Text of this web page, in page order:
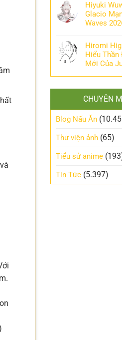
Hiyuki
Glacio
Waves
Hiromi
Hiểu Thần
Mới Của
CHUYÊN
Blog Nấu Ăn
Thư viện ảnh (65)
Tiểu sử anime
Tin Tức (5.397)